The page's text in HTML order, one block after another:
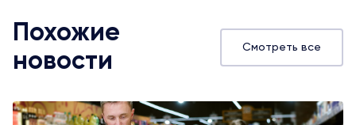
Похожие
новости
Смотреть все